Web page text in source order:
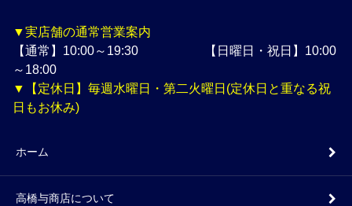
▼実店舗の通常営業案内
【通常】10:00～19:30 【日曜日・祝日】10:00
～18:00
▼【定休日】毎週水曜日・第二火曜日(定休日と重なる祝
日もお休み)
ホーム
高橋与商店について